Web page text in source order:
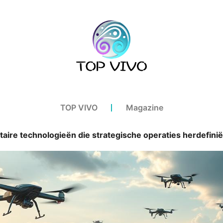
TOP VIVO Magazine
technologieën die strategische operaties